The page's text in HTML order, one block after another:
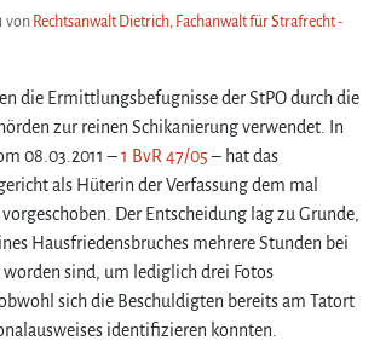
von Rechtsanwalt Dietrich, Fachanwalt für Strafrecht -
die Ermittlungsbefugnisse der StPO durch die
zur reinen Schikanierung verwendet. In
08.03.2011 –1 BvR 47/05– hat das
als Hüterin der Verfassung dem mal
Der Entscheidung lag zu Grunde,
Hausfriedensbruches mehrere Stunden bei
sind, um lediglich drei Fotos
sich die Beschuldigten bereits am Tatort
identifizieren konnten.